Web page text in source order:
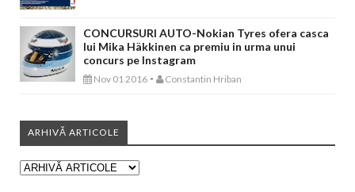
CONCURSURI AUTO-Nokian Tyres ofera casca
lui Mika Häkkinen ca premiu in urma unui
concurs pe Instagram
Nov 01 2016 - Constantin Hriban
ARHIVĂ ARTICOLE